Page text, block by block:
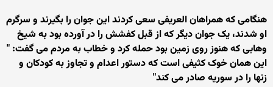
هنگامی که همراهان العریفی سعی کردند این جوان را بگیرند و سرگرم
او شدند، یک جوان دیگر که از قبل کفشش را در آورده بود به شیخ
وهابی که هنوز روی زمین بود حمله کرد و خطاب به مردم می گفت: "
این همان خوک کثیفی است که دستور اعدام و تجاوز به کودکان و
زنها را در سوریه صادر می کند"